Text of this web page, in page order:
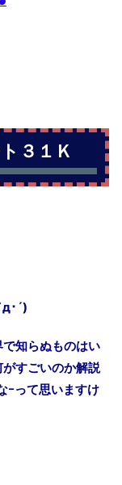
３１Ｋ
･ ´)
知らぬものはい
すごいのか解説
ｰって思いますけ